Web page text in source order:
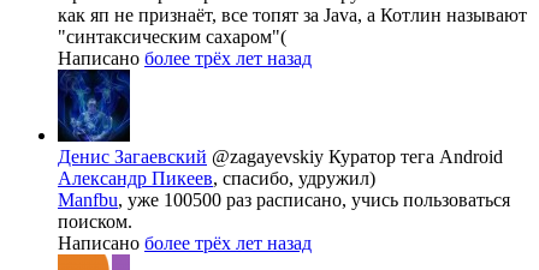
как яп не признаёт, все топят за Java, а Котлин называют
"синтаксическим сахаром"(
Написано более трёх лет назад
Денис Загаевский @zagayevskiy Куратор тега Android
Александр Пикеев, спасибо, удружил)
Manfbu, уже 100500 раз расписано, учись пользоваться
поиском.
Написано более трёх лет назад